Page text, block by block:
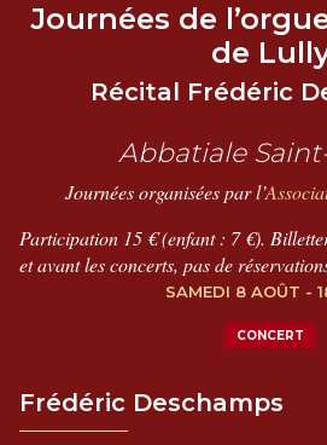
Journées de
de
Récital Frédéric
Abbatiale
Journées organisées par l’
Participation 15 € (enfant : 7 €).
et avant les concerts, pas de
SAMEDI 8 AOÛT -
CONCERT
Frédéric Deschamps